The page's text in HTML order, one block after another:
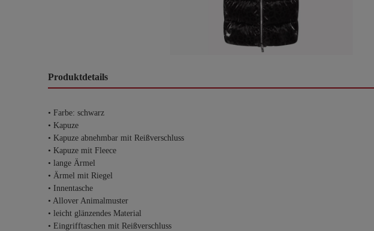
Produktdetails
• Farbe: schwarz
• Kapuze
• Kapuze abnehmbar mit Reißverschluss
• Kapuze mit Fleece
• lange Ärmel
• Ärmel mit Riegel
• Innentasche
• Allover Animalmuster
• leicht glänzendes Material
• Eingrifftaschen mit Reißverschluss